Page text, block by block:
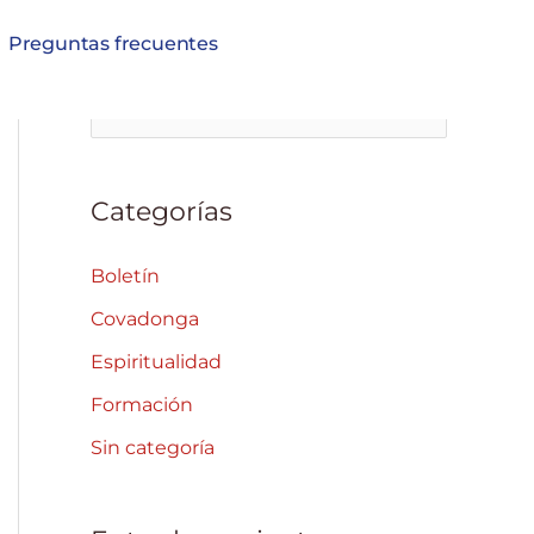
Preguntas frecuentes
c
a
r
:
Categorías
Boletín
Covadonga
Espiritualidad
Formación
Sin categoría